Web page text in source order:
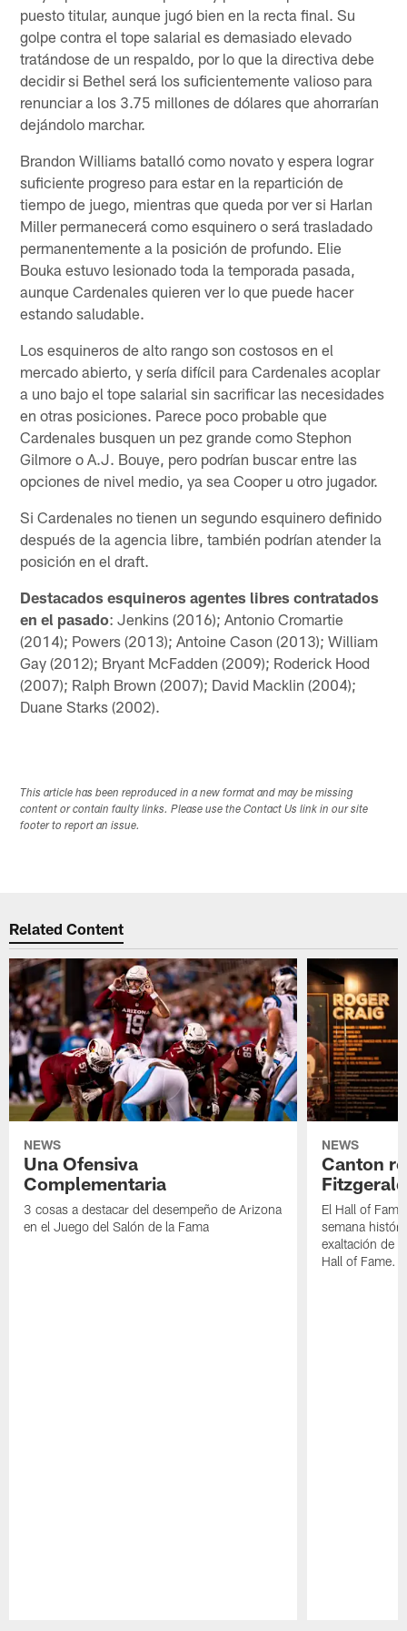
puesto titular, aunque jugó bien en la recta final. Su
golpe contra el tope salarial es demasiado elevado
tratándose de un respaldo, por lo que la directiva debe
decidir si Bethel será los suficientemente valioso para
renunciar a los 3.75 millones de dólares que ahorrarían
dejándolo marchar.
Brandon Williams batalló como novato y espera lograr
suficiente progreso para estar en la repartición de
tiempo de juego, mientras que queda por ver si Harlan
Miller permanecerá como esquinero o será trasladado
permanentemente a la posición de profundo. Elie
Bouka estuvo lesionado toda la temporada pasada,
aunque Cardenales quieren ver lo que puede hacer
estando saludable.
Los esquineros de alto rango son costosos en el
mercado abierto, y sería difícil para Cardenales acoplar
a uno bajo el tope salarial sin sacrificar las necesidades
en otras posiciones. Parece poco probable que
Cardenales busquen un pez grande como Stephon
Gilmore o A.J. Bouye, pero podrían buscar entre las
opciones de nivel medio, ya sea Cooper u otro jugador.
Si Cardenales no tienen un segundo esquinero definido
después de la agencia libre, también podrían atender la
posición en el draft.
Destacados esquineros agentes libres contratados
en el pasado: Jenkins (2016); Antonio Cromartie
(2014); Powers (2013); Antoine Cason (2013); William
Gay (2012); Bryant McFadden (2009); Roderick Hood
(2007); Ralph Brown (2007); David Macklin (2004);
Duane Starks (2002).
This article has been reproduced in a new format and may be missing
content or contain faulty links. Please use the Contact Us link in our site
footer to report an issue.
Related Content
NEWS
Una Ofensiva
Complementaria
3 cosas a destacar del desempeño de Arizona
en el Juego del Salón de la Fama
NEWS
Canton
El Hall of
semana
exaltación de
Hall of Fame.